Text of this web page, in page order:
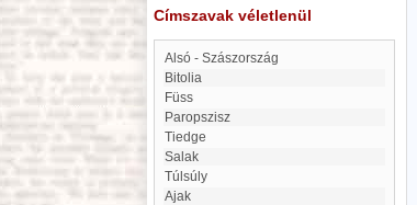
Címszavak véletlenül
Alsó - Szászország
Bitolia
Füss
Paropszisz
Tiedge
Salak
Túlsúly
Ajak